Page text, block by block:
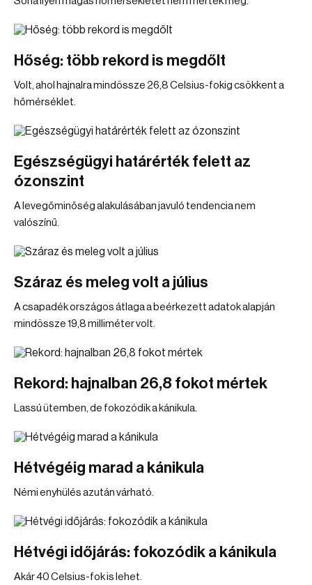
Hőség: több rekord is megdőlt
Volt, ahol hajnalra mindössze 26,8 Celsius-fokig csökkent a
hőmérséklet.
Egészségügyi határérték felett az
ózonszint
A levegőminőség alakulásában javuló tendencia nem
valószínű.
Száraz és meleg volt a július
A csapadék országos átlaga a beérkezett adatok alapján
mindössze 19,8 milliméter volt.
Rekord: hajnalban 26,8 fokot mértek
Lassú ütemben, de fokozódik a kánikula.
Hétvégéig marad a kánikula
Némi enyhülés azután várható.
Hétvégi időjárás: fokozódik a kánikula
Akár 40 Celsius-fok is lehet.